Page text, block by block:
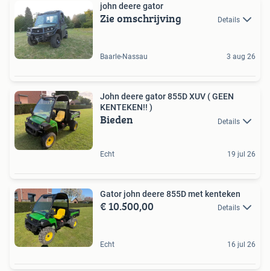
john deere gator
Zie omschrijving Details
Baarle-Nassau 3 aug 26
John deere gator 855D XUV ( GEEN
KENTEKEN!! )
Bieden Details
Echt 19 jul 26
Gator john deere 855D met kenteken
€ 10.500,00 Details
Echt 16 jul 26